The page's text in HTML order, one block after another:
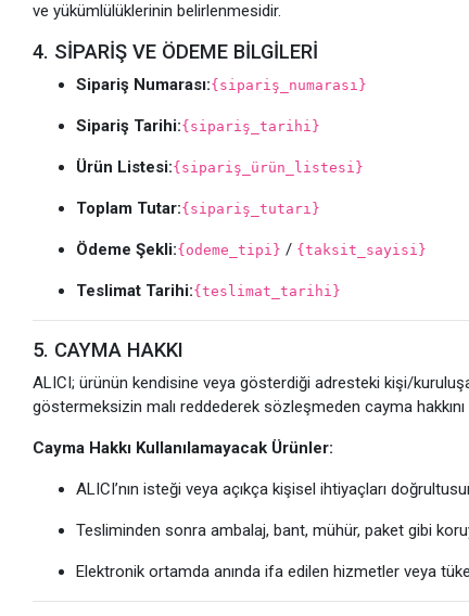
ve yükümlülüklerinin belirlenmesidir.
4. SİPARİŞ VE ÖDEME BİLGİLERİ
Sipariş Numarası:{sipariş_numarası}
Sipariş Tarihi:{sipariş_tarihi}
Ürün Listesi:{sipariş_ürün_listesi}
Toplam Tutar:{sipariş_tutarı}
Ödeme Şekli:{odeme_tipi} / {taksit_sayisi}
Teslimat Tarihi:{teslimat_tarihi}
5. CAYMA HAKKI
ALICI; ürünün kendisine veya gösterdiği adresteki kişi/
göstermeksizin malı reddederek sözleşmeden cayma hakkını
Cayma Hakkı Kullanılamayacak Ürünler:
ALICI’nın isteği veya açıkça kişisel ihtiyaçları
Tesliminden sonra ambalaj, bant, mühür, paket gibi
Elektronik ortamda anında ifa edilen hizmetler veya